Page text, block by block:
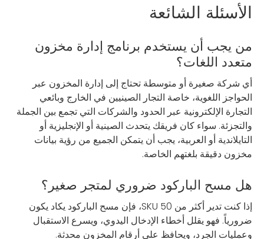
الأسئلة الشائعة
من يجب أن يستخدم برنامج إدارة مخزون
متعدد اللغات؟
أي شركة صغيرة أو متوسطة تحتاج إلى إدارة المخزون عبر
الحواجز اللغوية، خاصة التجار الصينيين في الخارج وبائعي
التجارة الإلكترونية عبر الحدود والشركات التي تجمع بين الجملة
والتجزئة. سواء كان فريقك يتحدث الصينية أو الإنجليزية أو
التايلاندية أو العربية، يجب أن يتمكن الجميع من رؤية بيانات
مخزون دقيقة بلغتهم الخاصة.
هل مسح الباركود ضروري لمتجر صغير؟
إذا كنت تدير أكثر من 50 SKU، فإن مسح الباركود يكاد يكون
ضرورياً. فهو يقلل أخطاء الإدخال اليدوي، ويسرع الاستقبال
وعمليات الجرد، ويحافظ على أرقام المخزون محدثة.